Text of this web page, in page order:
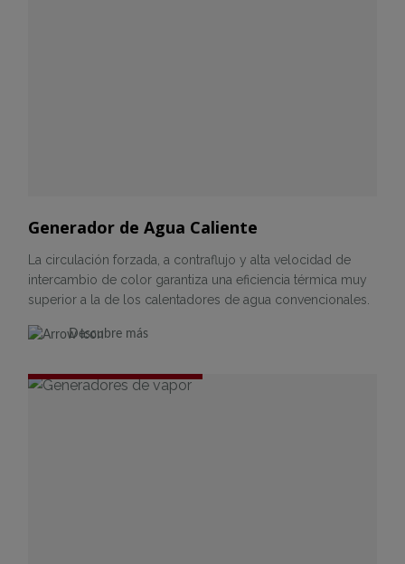
Generador de Agua Caliente
La circulación forzada, a contraflujo y alta velocidad de
intercambio de color garantiza una eficiencia térmica muy
superior a la de los calentadores de agua convencionales.
Descubre más